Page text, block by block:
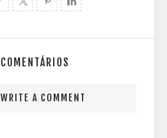
COMENTÁRIOS
WRITE A COMMENT